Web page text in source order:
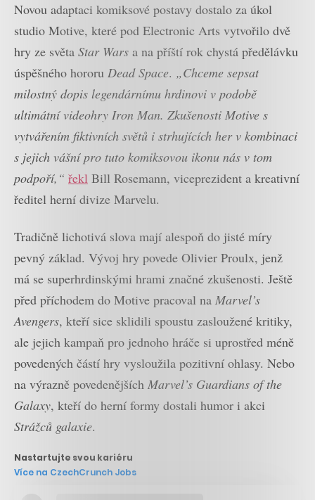
Novou adaptaci komiksové postavy dostalo za úkol
studio Motive, které pod Electronic Arts vytvořilo dvě
hry ze světa Star Wars a na příští rok chystá předělávku
úspěšného hororu Dead Space. „Chceme sepsat
milostný dopis legendárnímu hrdinovi v podobě
ultimátní videohry Iron Man. Zkušenosti Motive s
vytvářením fiktivních světů i strhujících her v kombinaci
s jejich vášní pro tuto komiksovou ikonu nás v tom
podpoří,“ řekl Bill Rosemann, viceprezident a kreativní
ředitel herní divize Marvelu.
Tradičně lichotivá slova mají alespoň do jisté míry
pevný základ. Vývoj hry povede Olivier Proulx, jenž
má se superhrdinskými hrami značné zkušenosti. Ještě
před příchodem do Motive pracoval na Marvel’s
Avengers, kteří sice sklidili spoustu zasloužené kritiky,
ale jejich kampaň pro jednoho hráče si uprostřed méně
povedených částí hry vysloužila pozitivní ohlasy. Nebo
na výrazně povedenějších Marvel’s Guardians of the
Galaxy, kteří do herní formy dostali humor i akci
Strážců galaxie.
Nastartujte svou kariéru
Více na CzechCrunch Jobs